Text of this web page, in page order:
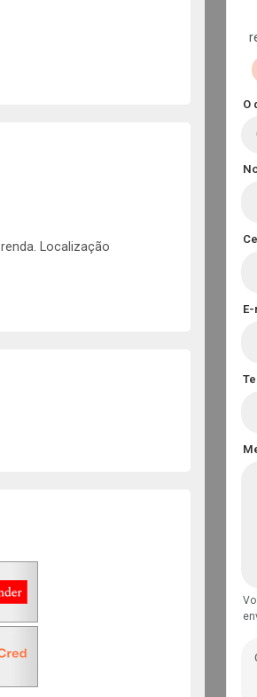
Localização
O
E-